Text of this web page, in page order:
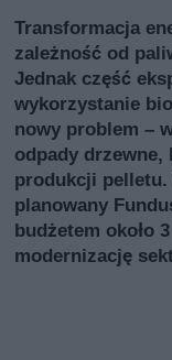
Transformacja
zależność od
Jednak część
wykorzystanie
nowy problem –
odpady
produkcji pelletu.
planowany
budżetem około
modernizację